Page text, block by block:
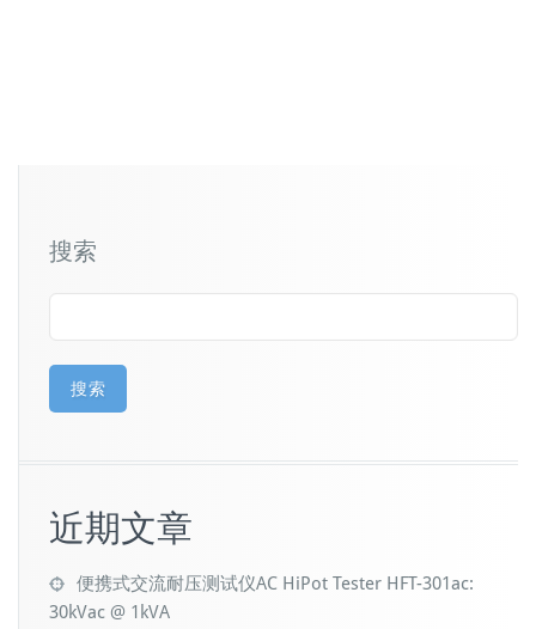
搜索
搜索
近期文章
便携式交流耐压测试仪AC HiPot Tester HFT-301ac:
30kVac @ 1kVA